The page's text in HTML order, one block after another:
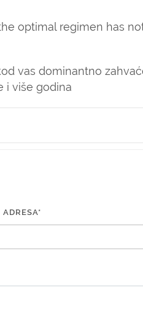
optimal regimen has
vas dominantno
i više godina